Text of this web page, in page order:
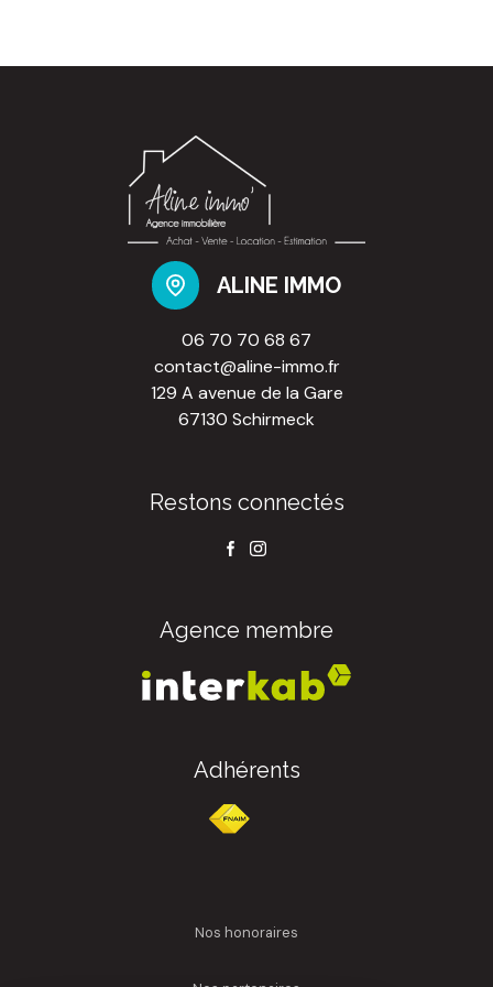
Consultez nos tarifs
représentatifs de sa rémunération ou de ses
Les informations sur les risques auxquels ce bien est
exposé sont disponibles sur le site
ALINE IMMO
06 70 70 68 67
contact@aline-immo.fr
129 A avenue de la Gare
67130 Schirmeck
Restons connectés
Agence membre
Adhérents
nos honoraires